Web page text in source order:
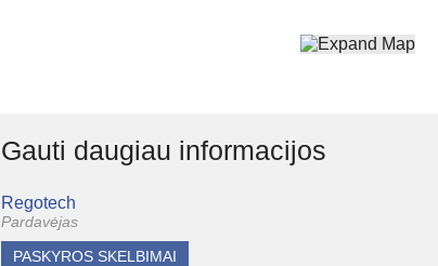
Gauti daugiau informacijos
Regotech
Pardavėjas
PASKYROS SKELBIMAI